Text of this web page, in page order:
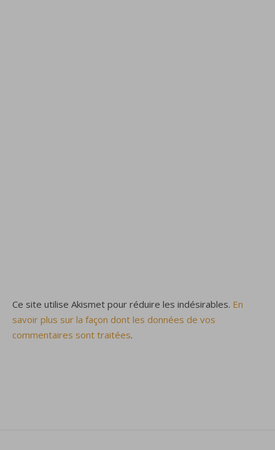
Ce site utilise Akismet pour réduire les indésirables. En
savoir plus sur la façon dont les données de vos
commentaires sont traitées.